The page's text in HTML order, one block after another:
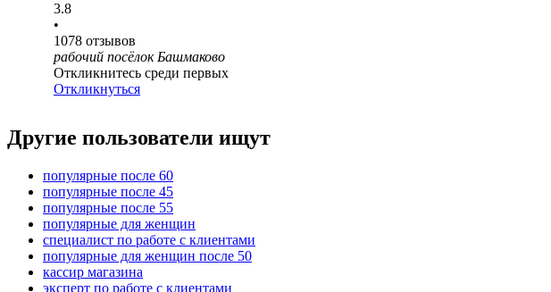
3.8
•
1078 отзывов
рабочий посёлок Башмаково
Откликнитесь среди первых
Откликнуться
Другие пользователи ищут
популярные после 60
популярные после 45
популярные после 55
популярные для женщин
специалист по работе с клиентами
популярные для женщин после 50
кассир магазина
эксперт по работе с клиентами